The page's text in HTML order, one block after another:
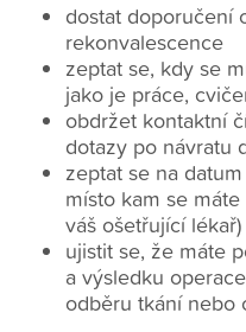
dostat doporučení
rekonvalescence
zeptat se, kdy se
jako je práce,
obdržet kontaktní
dotazy po návratu
zeptat se na
místo kam se
váš ošetřující lékař)
ujistit se, že máte
a výsledku
odběru tkání nebo